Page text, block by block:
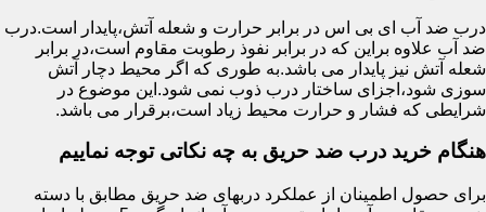
درب ضد آب ای بی اس در برابر حرارت و شعله آتش،پایدار است.درب
ضد آب علاوه براین که در برابر نفوذ رطوبت مقاوم است،در برابر
شعله آتش نیز پایدار می باشد.به طوری که اگر محیط دچار آتش
سوزی شود،اجزای ساختار درب ذوب نمی شود.این موضوع در
شرایطی که فشار و حرارت محیط زیاد است،برقرار می باشد.
هنگام خرید درب ضد حریق به چه نکاتی توجه نماییم
برای حصول اطمینان از عملکرد دربهای ضد حریق مطابق با دسته